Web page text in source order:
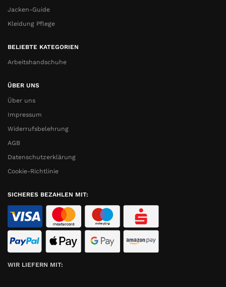
Jacken-Guide
Kleidung Pflege
BELIEBTE KATEGORIEN
Arbeitshandschuhe
ÜBER UNS
Über uns
Impressum
Widerrufsbelehrung
AGB
Datenschutzerklärung
Cookie-Richtlinie
SICHERES BEZAHLEN MIT:
WIR LIEFERN MIT: